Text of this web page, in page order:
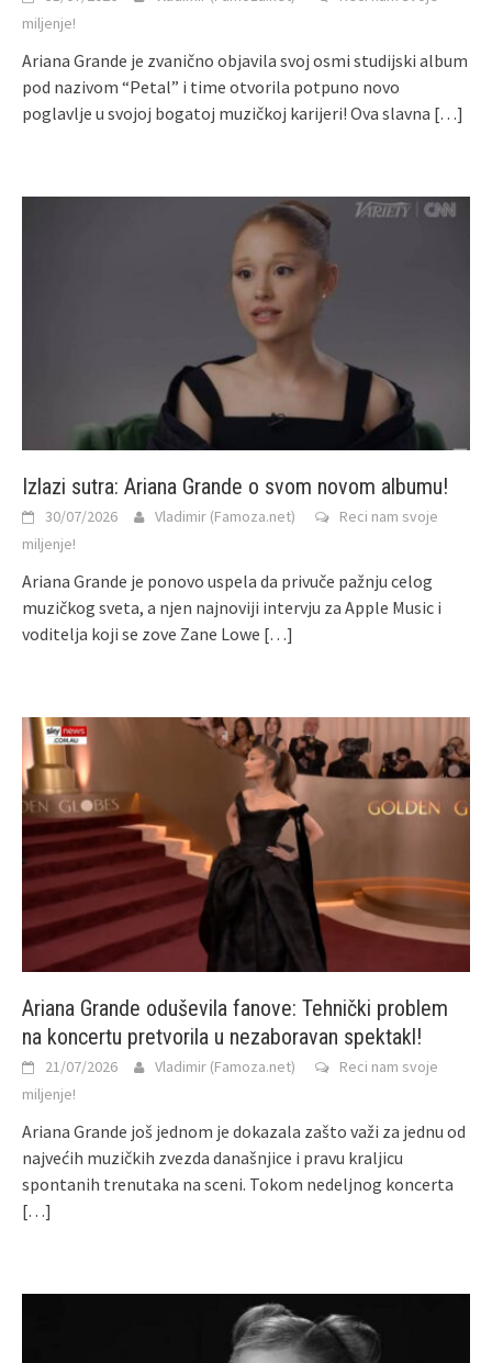
miljenje!
Ariana Grande je zvanično objavila svoj osmi studijski album
pod nazivom “Petal” i time otvorila potpuno novo
poglavlje u svojoj bogatoj muzičkoj karijeri! Ova slavna […]
Izlazi sutra: Ariana Grande o svom novom albumu!
30/07/2026 Vladimir (Famoza.net)
Reci nam svoje
miljenje!
Ariana Grande je ponovo uspela da privuče pažnju celog
muzičkog sveta, a njen najnoviji intervju za Apple Music i
voditelja koji se zove Zane Lowe […]
Ariana Grande oduševila fanove: Tehnički problem
na koncertu pretvorila u nezaboravan spektakl!
21/07/2026 Vladimir (Famoza.net)
Reci nam svoje
miljenje!
Ariana Grande još jednom je dokazala zašto važi za jednu od
najvećih muzičkih zvezda današnjice i pravu kraljicu
spontanih trenutaka na sceni. Tokom nedeljnog koncerta
[…]